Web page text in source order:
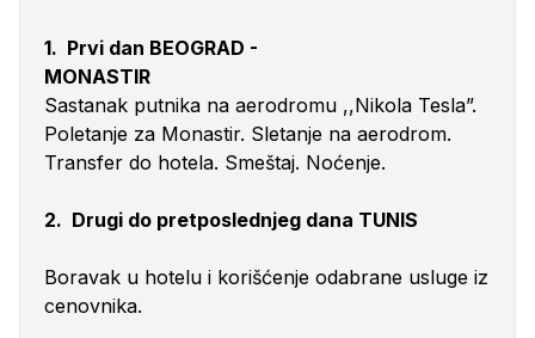
1. Prvi dan BEOGRAD -
Sastanak putnika na aerodromu ,,Nikola Tesla”.
Poletanje za Monastir. Sletanje na aerodrom.
Transfer do hotela. Smeštaj. Noćenje.
2. Drugi do pretposlednjeg dana TUNIS
Boravak u hotelu i korišćenje odabrane usluge iz
cenovnika.